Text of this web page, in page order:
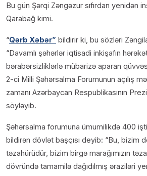
Bu gün Şərqi Zəngəzur sıfırdan yenidən
Qarabağ kimi.
“Qərb Xəbər” bildirir ki, bu sözləri
“Davamlı şəhərlər iqtisadi inkişafın
bərabərsizliklərlə mübarizə aparan
2-ci Milli Şəhərsalma Forumunun açılış
zamanı Azərbaycan Respublikasının
söyləyib.
Şəhərsalma forumuna ümumilikdə 400
bildirən dövlət başçısı deyib: “Bu, bizim
təzahürüdür, bizim birgə marağımızın
dövründə tamamilə dağıdılmış əraziləri